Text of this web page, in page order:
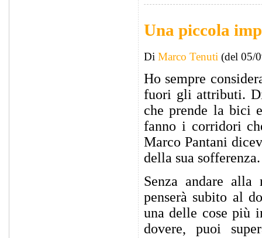
Una piccola
Di Marco Tenuti (del 05/
Ho sempre
fuori gli attributi.
che prende la bici
fanno i corridori
Marco Pantani
della sua sofferenza.
Senza andare
penserà subito al
una delle cose più
dovere, puoi